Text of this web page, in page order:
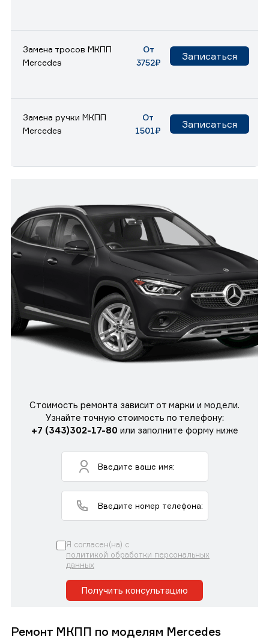
Замена тросов МКПП
Mercedes
От
3752₽
Записаться
Замена ручки МКПП
Mercedes
От
1501₽
Записаться
Стоимость ремонта зависит от марки и модели.
Узнайте точную стоимость по телефону:
+7 (343)302-17-80 или заполните форму ниже
Я согласен(на) с
политикой обработки персональных
данных
Получить консультацию
Ремонт МКПП по моделям Mercedes